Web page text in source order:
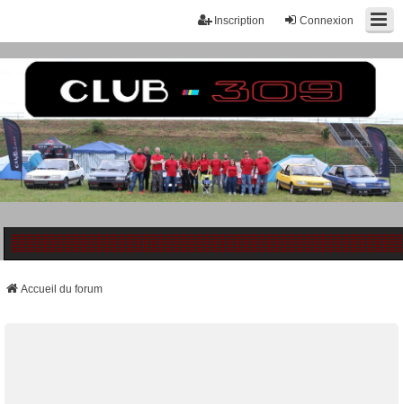
Connexion
Inscription
Accueil du forum